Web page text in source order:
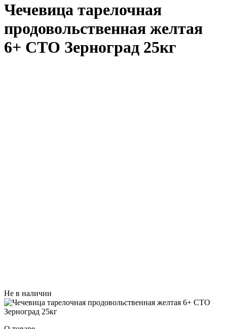
Чечевица тарелочная
продовольственная желтая
6+ СТО Зерноград 25кг
Не в наличии